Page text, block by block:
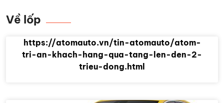
Về lốp
https://atomauto.vn/tin-atomauto/atom-
tri-an-khach-hang-qua-tang-len-den-2-
trieu-dong.html